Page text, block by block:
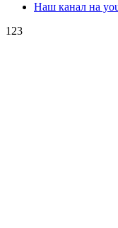
Наш канал на
123